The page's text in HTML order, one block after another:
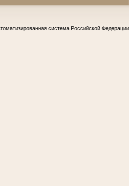
система Российской